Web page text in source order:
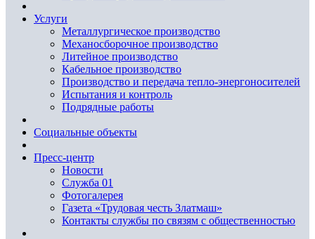
Услуги
Металлургическое производство
Механосборочное производство
Литейное производство
Кабельное производство
Производство и передача тепло-энергоносителей
Испытания и контроль
Подрядные работы
Социальные объекты
Пресс-центр
Новости
Служба 01
Фотогалерея
Газета «Трудовая честь Златмаш»
Контакты службы по связям с общественностью